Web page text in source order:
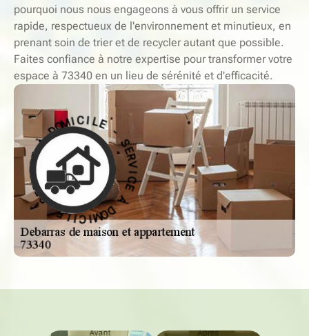
pourquoi nous nous engageons à vous offrir un service
rapide, respectueux de l'environnement et minutieux, en
prenant soin de trier et de recycler autant que possible.
Faites confiance à notre expertise pour transformer votre
espace à 73340 en un lieu de sérénité et d'efficacité.
S
E
R
V
I
C
E
À
D
O
M
I
C
ILE - SER
V I
C
E
À
D
O
M
I
C
I
L
E
-